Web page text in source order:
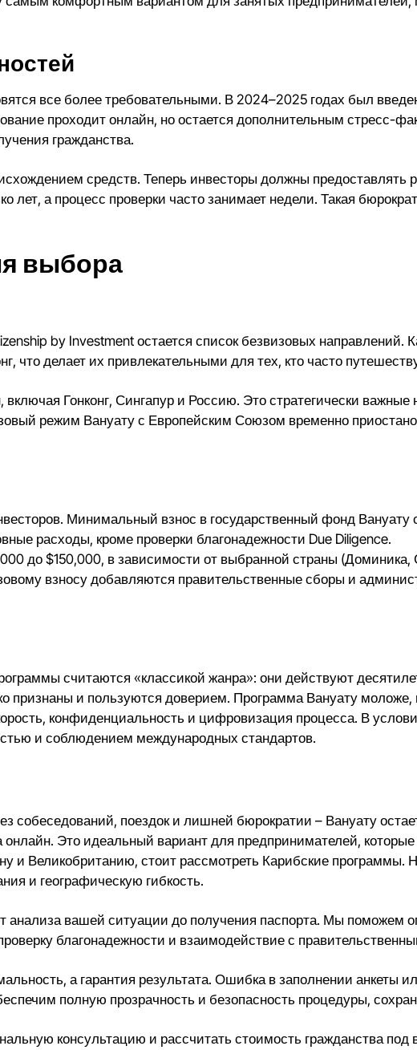
все более требовательными. В 2024–2025 годах был
проходит онлайн, но остается дополнительным стресс-
гражданства.
средств. Теперь инвесторы должны
лет, а процесс проверки часто занимает недели. Такая
выбора
by Investment остается список безвизовых направлений.
что делает их привлекательными для тех, кто часто
включая Гонконг, Сингапур и Россию. Это стратегически
режим Вануату с Европейским Союзом временно
Минимальный взнос в государственный фонд Вануату
расходы, кроме проверки благонадежности Due Diligence.
до $150,000, в зависимости от выбранной страны
взносу добавляются правительственные сборы и
считаются «классикой жанра»: они действуют
и пользуются доверием. Программа Вануату моложе,
конфиденциальность и цифровизация процесса. В
и соблюдением международных стандартов.
собеседований, поездок и лишней бюрократии – Вануату
Это идеальный вариант для предпринимателей,
и Великобританию, стоит рассмотреть Карибские программы.
и географическую гибкость.
анализа вашей ситуации до получения паспорта. Мы поможем
благонадежности и взаимодействие с
а гарантия результата. Ошибка в заполнении анкеты
полную прозрачность и безопасность процедуры,
консультацию и рассчитать стоимость гражданства под